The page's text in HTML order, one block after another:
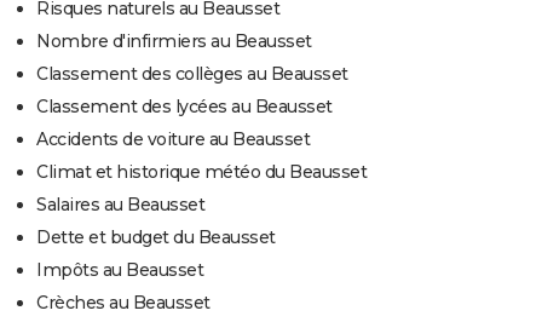
Risques naturels au Beausset
Nombre d'infirmiers au Beausset
Classement des collèges au Beausset
Classement des lycées au Beausset
Accidents de voiture au Beausset
Climat et historique météo du Beausset
Salaires au Beausset
Dette et budget du Beausset
Impôts au Beausset
Crèches au Beausset